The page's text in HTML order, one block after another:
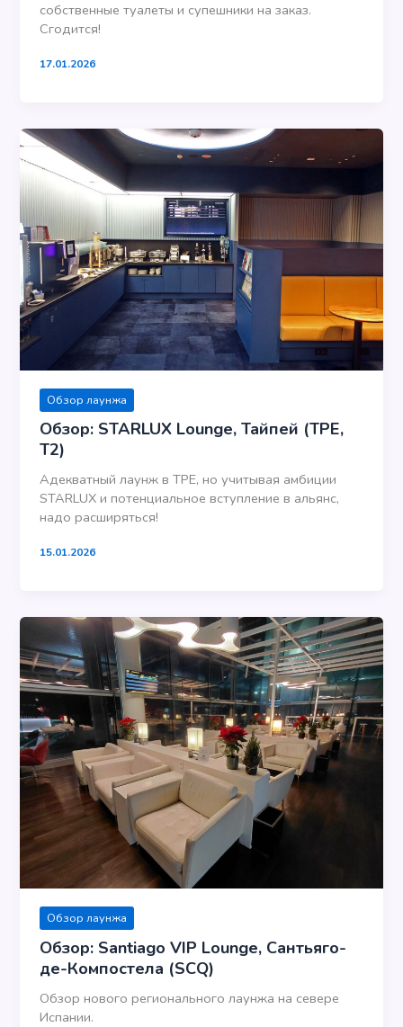
собственные туалеты и супешники на заказ.
Сгодится!
17.01.2026
Обзор лаунжа
Обзор: STARLUX Lounge, Тайпей (TPE,
T2)
Адекватный лаунж в TPE, но учитывая амбиции
STARLUX и потенциальное вступление в альянс,
надо расширяться!
15.01.2026
Обзор лаунжа
Обзор: Santiago VIP Lounge, Сантьяго-
де-Компостела (SCQ)
Обзор нового регионального лаунжа на севере
Испании.